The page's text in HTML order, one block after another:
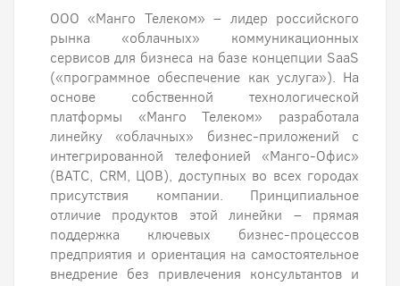
ООО «Манго Телеком» – лидер российского
рынка «облачных» коммуникационных
сервисов для бизнеса на базе концепции SaaS
(«программное обеспечение как услуга»). На
основе собственной технологической
платформы «Манго Телеком» разработала
линейку «облачных» бизнес-приложений с
интегрированной телефонией «Манго-Офис»
(ВАТС, CRM, ЦОВ), доступных во всех городах
присутствия компании. Принципиальное
отличие продуктов этой линейки – прямая
поддержка ключевых бизнес-процессов
предприятия и ориентация на самостоятельное
внедрение без привлечения консультантов и